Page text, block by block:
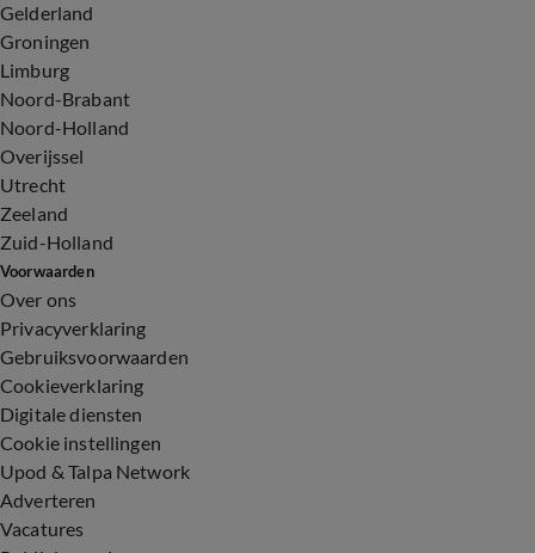
Gelderland
Groningen
Limburg
Noord-Brabant
Noord-Holland
Overijssel
Utrecht
Zeeland
Zuid-Holland
Voorwaarden
Over ons
Privacyverklaring
Gebruiksvoorwaarden
Cookieverklaring
Digitale diensten
Cookie instellingen
Upod & Talpa Network
Adverteren
Vacatures